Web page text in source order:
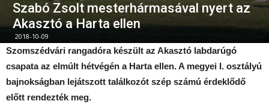
Szabó Zsolt mesterhármasával nyert az
Akasztó a Harta ellen
2018-10-09
Szomszédvári rangadóra készült az Akasztó labdarúgó
csapata az elmúlt hétvégén a Harta ellen. A megyei I. osztályú
bajnokságban lejátszott találkozót szép számú érdeklődő
előtt rendezték meg.